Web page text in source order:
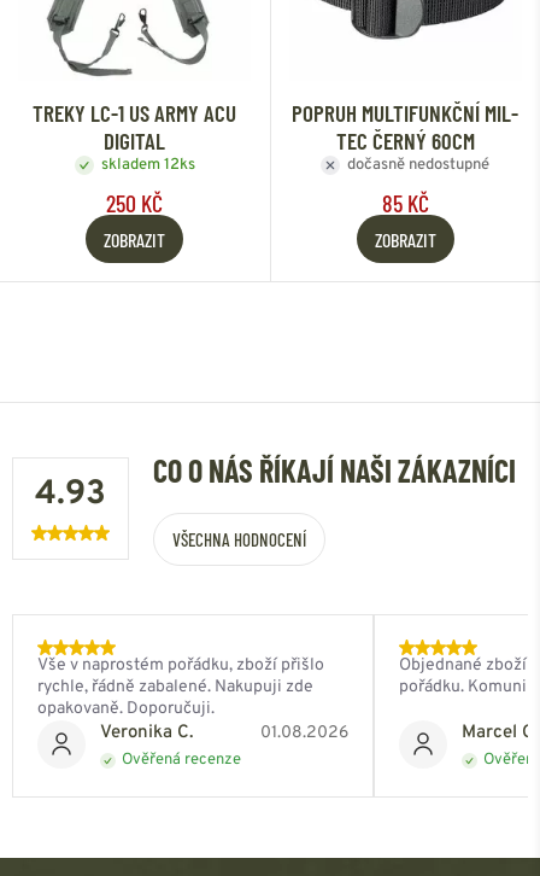
TREKY LC-1 US ARMY ACU
DIGITAL
skladem 12ks
250 KČ
ZOBRAZIT
POPRUH MULTIFUNKČNÍ MIL-
TEC ČERNÝ 60CM
dočasně nedostupné
85 KČ
ZOBRAZIT
4.93
CO O NÁS ŘÍKAJÍ NAŠI ZÁKAZNÍCI
VŠECHNA HODNOCENÍ
Veronika C. 01.08.2026
Ověřená recenze
Vše v naprostém pořádku, zboží přišlo
rychle, řádně zabalené. Nakupuji zde
opakovaně. Doporučuji.
Marcel
Objednané zboží
pořádku.